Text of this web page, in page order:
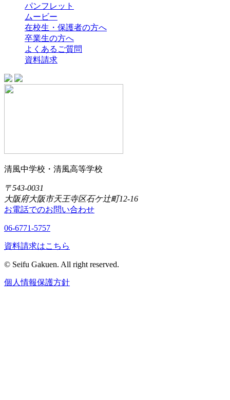
パンフレット
ムービー
在校生・保護者の方へ
卒業生の方へ
よくあるご質問
資料請求
清風中学校・清風高等学校
〒543-0031
大阪府大阪市天王寺区石ケ辻町12-16
お電話でのお問い合わせ
06-6771-5757
資料請求はこちら
© Seifu Gakuen. All right reserved.
個人情報保護方針